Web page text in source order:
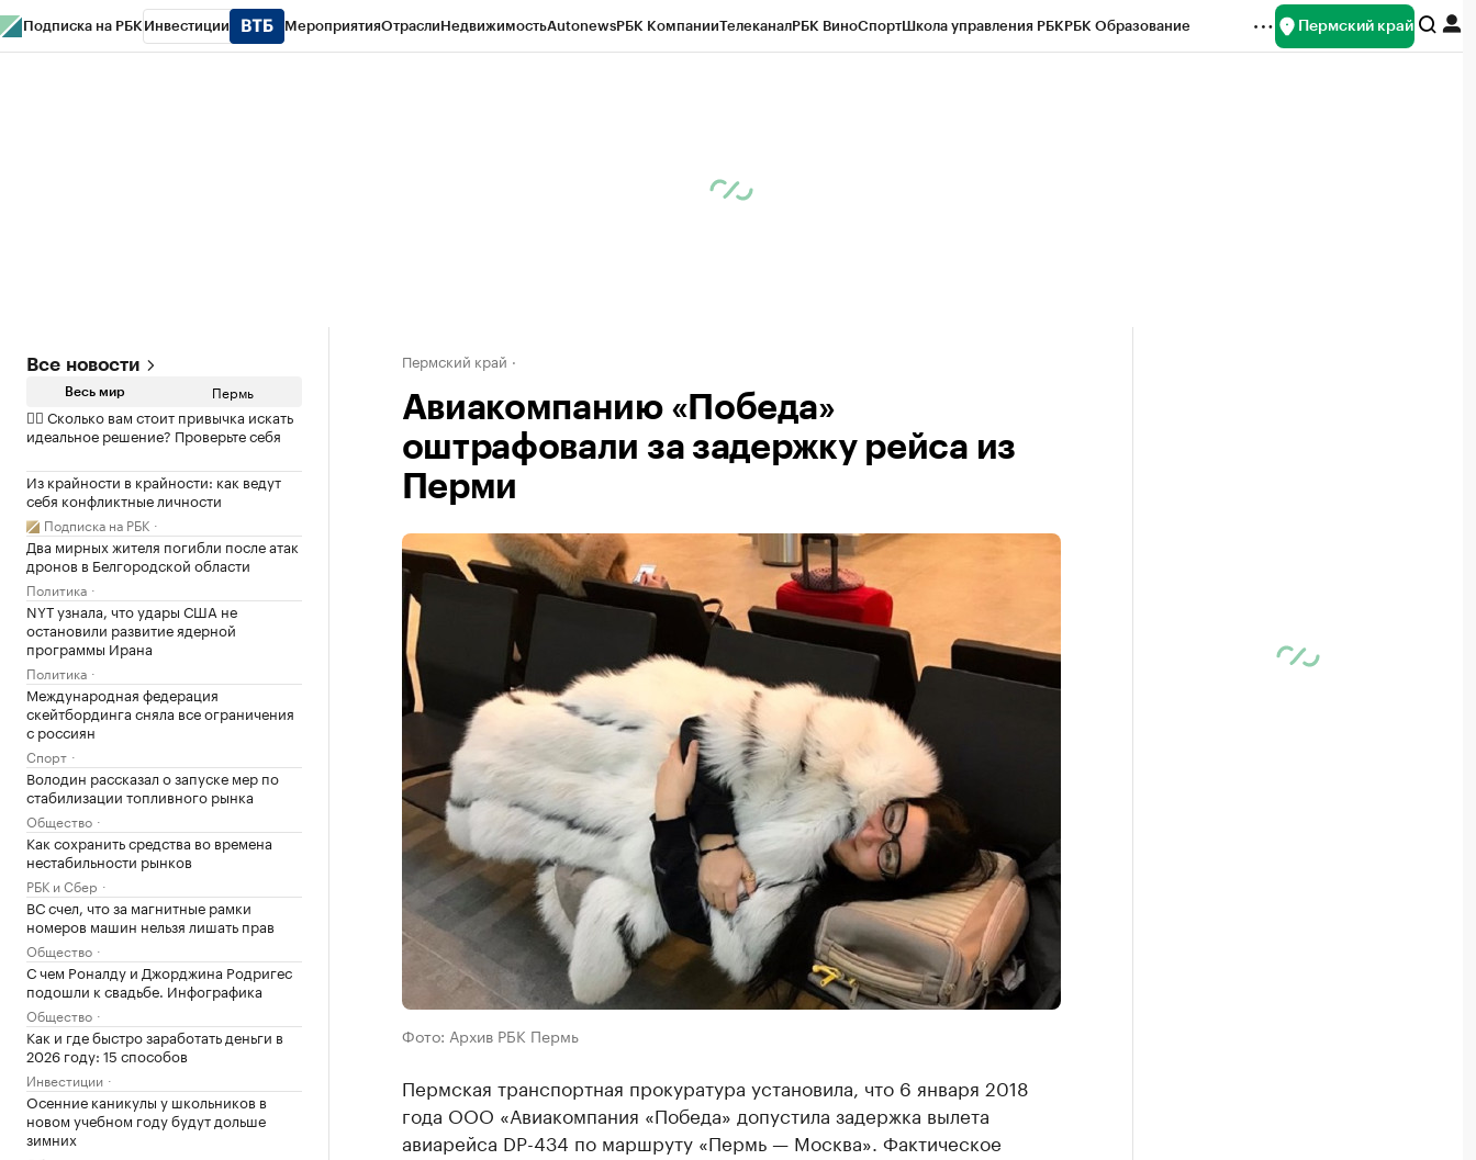
Подписка на РБК Инвестиции МероприятияОтраслиНедвижимостьAutonewsРБК КомпанииТелеканалРБК ВиноСпортШкола управления РБКРБК Образование Пермский край
Все новости
Весь мир Пермь
✍🏻 Сколько вам стоит привычка искать
идеальное решение? Проверьте себя
Из крайности в крайности: как ведут
себя конфликтные личности
Подписка на РБК
Два мирных жителя погибли после атак
дронов в Белгородской области
Политика
NYT узнала, что удары США не
остановили развитие ядерной
программы Ирана
Политика
Международная федерация
скейтбординга сняла все ограничения
с россиян
Спорт
Володин рассказал о запуске мер по
стабилизации топливного рынка
Общество
Как сохранить средства во времена
нестабильности рынков
РБК и Сбер
ВС счел, что за магнитные рамки
номеров машин нельзя лишать прав
Общество
С чем Роналду и Джорджина Родригес
подошли к свадьбе. Инфографика
Общество
Как и где быстро заработать деньги в
2026 году: 15 способов
Инвестиции
Осенние каникулы у школьников в
новом учебном году будут дольше
зимних
Пермский край
Авиакомпанию «Победа»
оштрафовали за задержку рейса из
Перми
Фото: Архив РБК Пермь
Пермская транспортная прокуратура установила, что 6 января 2018
года ООО «Авиакомпания «Победа» допустила задержка вылета
авиарейса DP-434 по маршруту «Пермь — Москва». Фактическое